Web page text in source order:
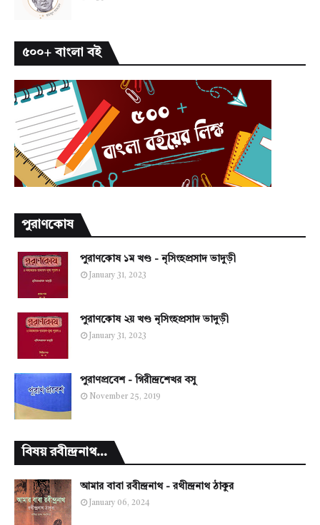
৫০০+ বাংলা বই
পুরাণকোষ
পুরাণকোষ ১ম খণ্ড - নৃসিংহপ্রসাদ ভাদুড়ী
January 31, 2023
পুরাণকোষ ২য় খণ্ড নৃসিংহপ্রসাদ ভাদুড়ী
January 31, 2023
পুরাণপ্রবেশ - গিরীন্দ্রশেখর বসু
November 25, 2019
বিষয় রবীন্দ্রনাথ...
আমার বাবা রবীন্দ্রনাথ - রথীন্দ্রনাথ ঠাকুর
January 06, 2024